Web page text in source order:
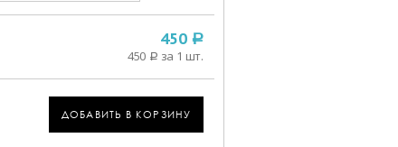
450 a
450 a за 1 шт.
ДОБАВИТЬ В КОРЗИНУ